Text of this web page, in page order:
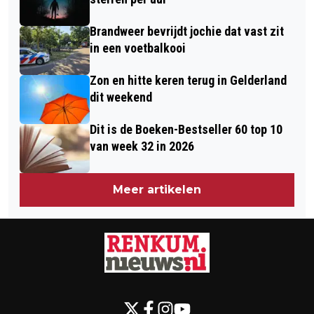
Brandweer bevrijdt jochie dat vast zit
in een voetbalkooi
Zon en hitte keren terug in Gelderland
dit weekend
Dit is de Boeken-Bestseller 60 top 10
van week 32 in 2026
Meer artikelen